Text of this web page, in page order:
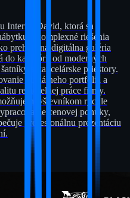
Interiér David, ktorá sa
a komplexné riešenia
prehľadná digitálna galéria
do kategórií od moderných
a kancelárske priestory.
vizuálneho portfólia a
remeselnej práce firmy.
návštevníkom rýchle
cenovej ponuky,
profesionálnu prezentáciu